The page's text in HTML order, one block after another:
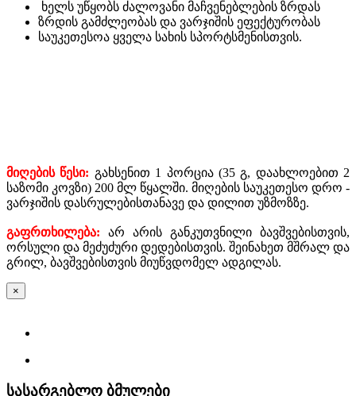
ხელს უწყობს ძალოვანი მაჩვენებლების ზრდას
ზრდის გამძლეობას და ვარჯიშის ეფექტურობას
საუკეთესოა ყველა სახის სპორტსმენისთვის.
მიღების წესი: გახსენით 1 პორცია (35 გ, დაახლოებით 2
საზომი კოვზი) 200 მლ წყალში. მიღების საუკეთესო დრო -
ვარჯიშის დასრულებისთანავე და დილით უზმოზზე.
გაფრთხილება: არ არის განკუთვნილი ბავშვებისთვის,
ორსული და მეძუძური დედებისთვის. შეინახეთ მშრალ და
გრილ, ბავშვებისთვის მიუწვდომელ ადგილას.
×
სასარგებლო ბმულები